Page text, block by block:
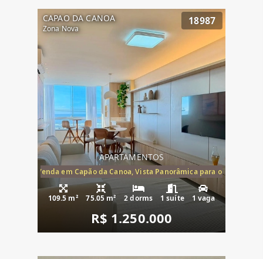
CAPAO DA CANOA
Zona Nova
18987
APARTAMENTOS
Mar à Venda em Capão da Canoa, Vista Panorâmica para o Mar, 2
109.5 m² 75.05 m² 2 dorms 1 suíte 1 vaga
R$ 1.250.000